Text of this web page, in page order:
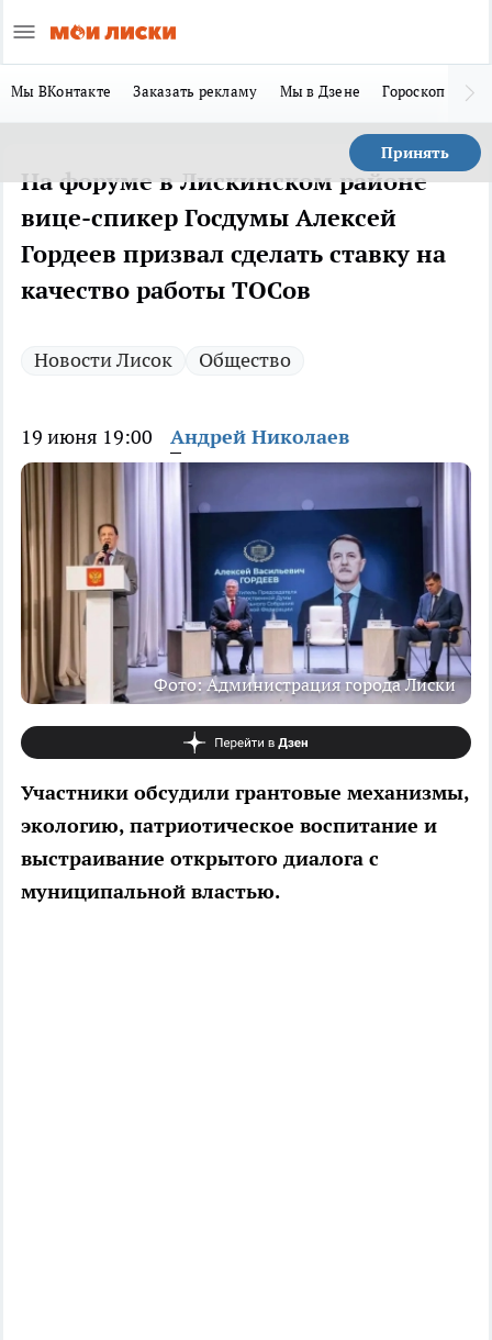
Мы ВКонтакте Заказать рекламу Мы в Дзене Гороскоп
Принять
На форуме в Лискинском районе
вице-спикер Госдумы Алексей
Гордеев призвал сделать ставку на
качество работы ТОСов
Новости Лисок Общество
19 июня 19:00 Андрей Николаев
Фото: Администрация города Лиски
Участники обсудили грантовые механизмы,
экологию, патриотическое воспитание и
выстраивание открытого диалога с
муниципальной властью.